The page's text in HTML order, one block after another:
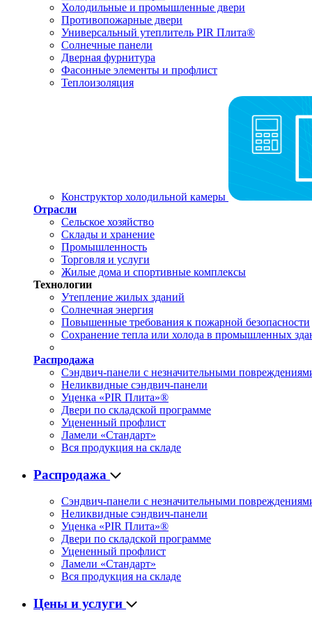
Холодильные и промышленные двери
Противопожарные двери
Универсальный утеплитель PIR Плита®
Солнечные панели
Дверная фурнитура
Фасонные элементы и профлист
Теплоизоляция
Конструктор холодильной камеры
Отрасли
Сельское хозяйство
Склады и хранение
Промышленность
Торговля и услуги
Жилые дома и спортивные комплексы
Технологии
Утепление жилых зданий
Солнечная энергия
Повышенные требования к пожарной безопасности
Сохранение тепла или холода в промышленных
Распродажа
Сэндвич-панели с незначительными
Неликвидные сэндвич-панели
Уценка «PIR Плита»®
Двери по складской программе
Уцененный профлист
Ламели «Стандарт»
Вся продукция на складе
Распродажа
Сэндвич-панели с незначительными
Неликвидные сэндвич-панели
Уценка «PIR Плита»®
Двери по складской программе
Уцененный профлист
Ламели «Стандарт»
Вся продукция на складе
Цены и услуги